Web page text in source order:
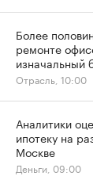
Более
ремонте
изначальный
Отрасль, 10:00
Аналитики
ипотеку на
Москве
Деньги, 09:00